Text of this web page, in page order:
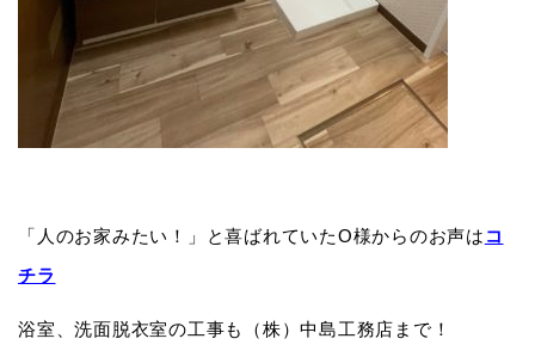
「人のお家みたい！」と喜ばれていたO様からのお声は コ
チラ
浴室、洗面脱衣室の工事も（株）中島工務店まで！